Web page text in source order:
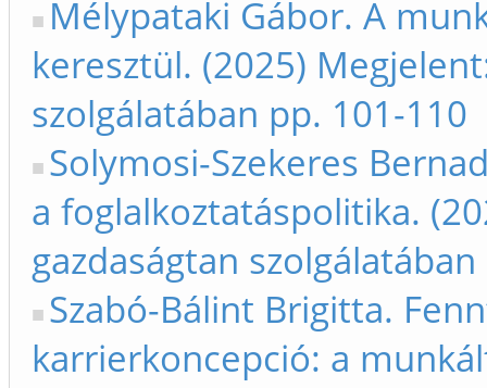
Mélypataki Gábor. A
keresztül. (2025)
szolgálatában pp. 101-110
Solymosi-Szekeres
a foglalkoztatáspolitika.
gazdaságtan
Szabó-Bálint Brigitta.
karrierkoncepció: a